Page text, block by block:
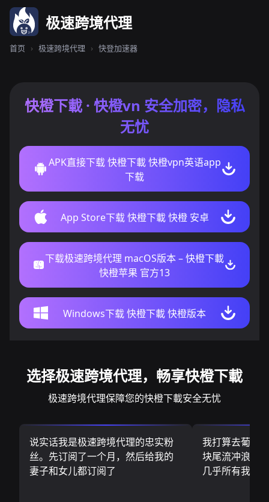
极速跨境代理
首页 › 极速跨境代理 › 快登加速器
快橙下載 · 快橙vn 安全加密，隐私
无忧
APK直接下载 快橙下載 快橙vpn英语app
下载
App Store下载 快橙下載 快橙 安卓
下载极速跨境代理 macOS版本 – 快橙下載
快橙苹果 官方13
Windows下载 快橙下載 快橙版本
选择极速跨境代理，畅享快橙下載
极速跨境代理保障您的快橙下載安全无忧
说实话我是极速跨境代理的忠实粉
丝。先订阅了一个月，然后给我的
妻子和女儿都订阅了
我打算去葡萄
块尾流冲浪板
几乎所有我需